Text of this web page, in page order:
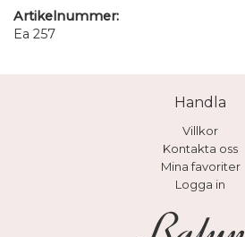
Artikelnummer:
Ea 257
Handla
Villkor
Kontakta oss
Mina favoriter
Logga in